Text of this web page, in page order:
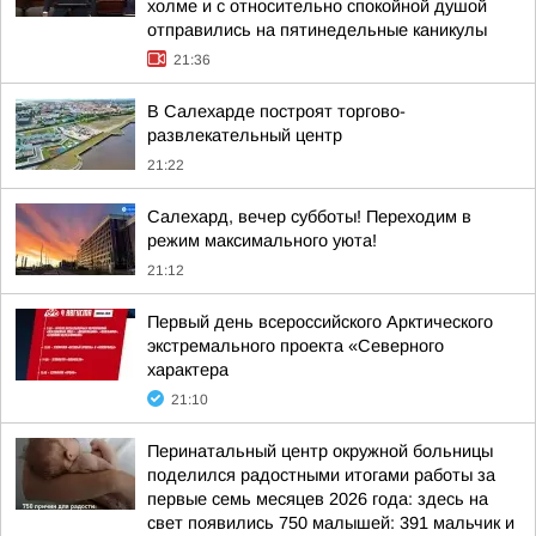
холме и с относительно спокойной душой
отправились на пятинедельные каникулы
21:36
В Салехарде построят торгово-
развлекательный центр
21:22
Салехард, вечер субботы! Переходим в
режим максимального уюта!
21:12
Первый день всероссийского Арктического
экстремального проекта «Северного
характера
21:10
Перинатальный центр окружной больницы
поделился радостными итогами работы за
первые семь месяцев 2026 года: здесь на
свет появились 750 малышей: 391 мальчик и